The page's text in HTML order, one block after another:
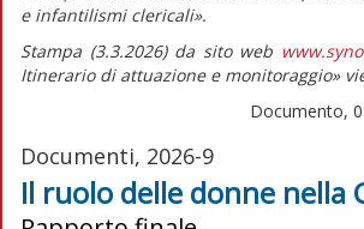
e infantilismi clericali».
Stampa (3.3.2026) da sito web
Itinerario di attuazione e monitoraggio»
Documento,
Documenti, 2026-9
Il ruolo delle donne nella